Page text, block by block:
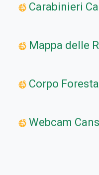
Carabinieri
Mappa delle
Corpo
Webcam